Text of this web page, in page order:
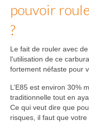
pouvoir
?
Le fait de rouler avec
l'utilisation de ce
fortement néfaste pour
L’E85 est environ 30%
traditionnelle tout en
Ce qui veut dire que
risques, il faut que